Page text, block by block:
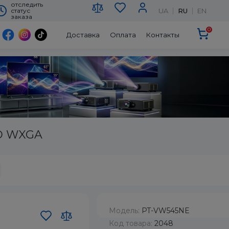
отследить
статус
заказа
UA RU EN
Доставка Оплата Контакты
0
WXGA
Модель: PT-VW545NE
Код товара: 2048